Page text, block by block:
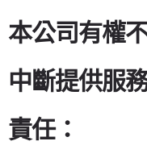
本公司有權
中斷提供服
責任：